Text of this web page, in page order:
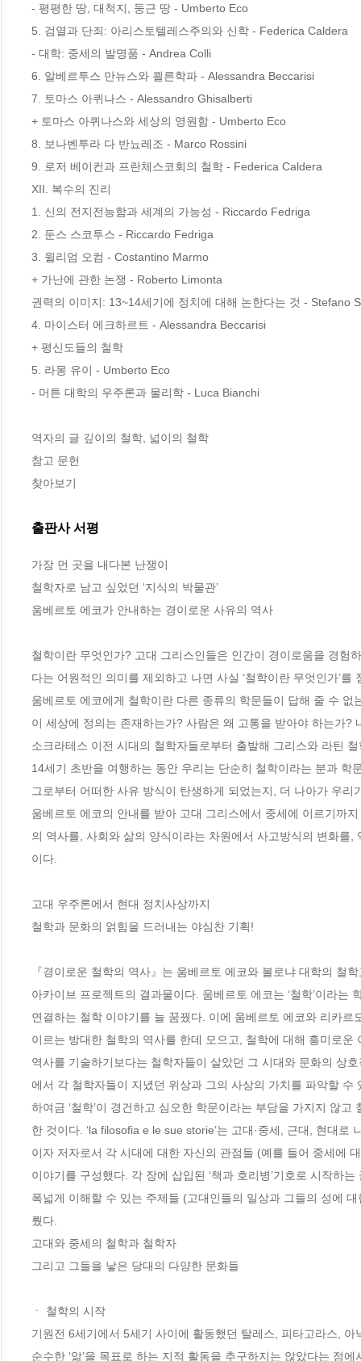
- 평평한 땅, 대척지, 둥근 땅 - Umberto Eco
5. 검열과 단죄: 아리스토텔레스주의와 신학 - Federica Caldera
- 대학: 중세의 발명품 - Andrea Colli
6. 알베르투스 만뉴스와 쾰른학파 - Alessandra Beccarisi
7. 토마스 아퀴나스 - Alessandro Ghisalberti
+ 토마스 아퀴나스와 세상의 영원함 - Umberto Eco
8. 보나벤투라 다 반뇨레조 - Marco Rossini
9. 로저 베이컨과 프란체스코회의 철학 - Federica Caldera
XII. 복수의 진리
1. 신의 전지전능함과 세계의 가능성 - Riccardo Fedriga
2. 둔스 스코투스 - Riccardo Fedriga
3. 윌리엄 오컴 - Costantino Marmo
+ 가난에 관한 논쟁 - Roberto Limonta
권력의 이미지: 13~14세기에 정치에 대해 논한다는 것 - Stefano
4. 마이스터 에크하르트 - Alessandra Beccarisi
+ 평신도들의 철학
5. 라몽 유이 - Umberto Eco
- 머튼 대학의 우주론과 물리학 - Luca Bianchi
역자의 글 깊이의 철학, 넓이의 철학
참고 문헌
찾아보기
출판사 서평
가장 먼 곳을 내다본 난쟁이
철학자로 남고 싶었던 ‘지식의 박물관’
움베르토 에코가 안내하는 경이로운 사유의 역사
철학이란 무엇인가? 고대 그리스인들은 인간이 경이로움을 경험
다는 어원적인 의미를 제외하고 나면 사실 ‘철학이란 무엇인가’를
움베르토 에코에게 철학이란 다른 종류의 학문들이 답해 줄 수 없
이 세상에 정의는 존재하는가? 사람은 왜 고통을 받아야 하는가
소크라테스 이전 시대의 철학자들로부터 출발해 그리스와 라틴
14세기 초반을 여행하는 동안 우리는 단순히 철학이라는 분과
그로부터 어떠한 사유 방식이 탄생하게 되었는지, 더 나아가 우
움베르토 에코의 안내를 받아 고대 그리스에서 중세에 이르기까
의 역사를, 사회와 삶의 양식이라는 차원에서 사고방식의 변화를
이다.
고대 우주론에서 현대 정치사상까지
철학과 문화의 얽힘을 드러내는 야심찬 기획!
『경이로운 철학의 역사』는 움베르토 에코와 볼로냐 대학의 철
아카이브 프로젝트의 결과물이다. 움베르토 에코는 ‘철학’이라
연결하는 철학 이야기를 늘 꿈꿨다. 이에 움베르토 에코와 리카
이르는 방대한 철학의 역사를 한데 모으고, 철학에 대해 흥미로
역사를 기술하기보다는 철학자들이 살았던 그 시대와 문화의 상
에서 각 철학자들이 지녔던 위상과 그의 사상의 가치를 파악할
하여금 ‘철학’이 경건하고 심오한 학문이라는 부담을 가지지 않
한 것이다. ‘la filosofia e le sue storie’는 고대·중세, 근대, 현대
이자 저자로서 각 시대에 대한 자신의 관점들 (예를 들어 중세에
이야기를 구성했다. 각 장에 삽입된 ‘책과 호리병’기호로 시작하
폭넓게 이해할 수 있는 주제들 (고대인들의 일상과 그들의 성에
뤘다.
고대와 중세의 철학과 철학자
그리고 그들을 낳은 당대의 다양한 문화들
ㆍ 철학의 시작
기원전 6세기에서 5세기 사이에 활동했던 탈레스, 피타고라스,
순수한 ‘앎’을 목표로 하는 지적 활동을 추구하지는 않았다는 점